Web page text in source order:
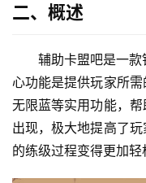
二、概述
辅助卡盟吧是一
心功能是提供玩家所需
无限蓝等实用功能，
出现，极大地提高了
的练级过程变得更加轻